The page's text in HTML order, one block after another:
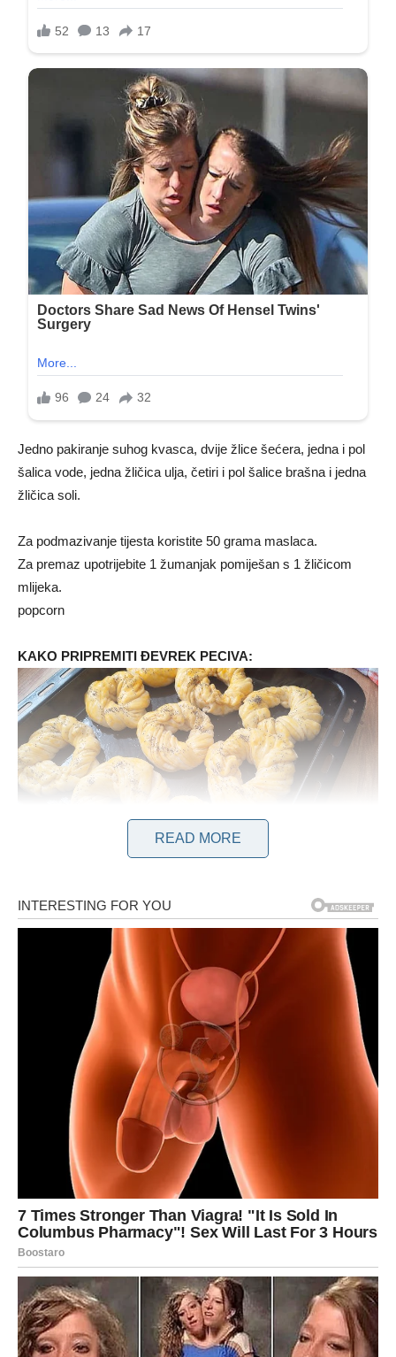
Jedno pakiranje suhog kvasca, dvije žlice šećera, jedna i pol
šalica vode, jedna žličica ulja, četiri i pol šalice brašna i jedna
žličica soli.
Za podmazivanje tijesta koristite 50 grama maslaca.
Za premaz upotrijebite 1 žumanjak pomiješan s 1 žličicom
mlijeka.
popcorn
KAKO PRIPREMITI ĐEVREK PECIVA:
lijepi za ruke tijekom miješenja. Nakon pripreme, pokrijte tijesto
i ostavite da prođe pravilnu fermentaciju. Nakon što je tijesto
dovoljno naraslo, izbacite zrak, podijelite ga na 10 jednakih
dijelova i svaki dio oblikujte u valjak.
U ovoj fazi stavite otprilike jednu žličicu maslaca na svaki
komad tijesta, zatim ih još jednom pokrijte i ostavite da odstoje
otprilike 10 minuta. Ovo vrijeme odmora olakšava otvaranje
tijesta bez napora.
Nakon što istekne predviđeno vrijeme, svaki dio tijesta nježno
spljoštite rukama, kao što je prikazano u videu, zatim ga još
jednom preklopite i ostavite sa strane. Nakon što su svi dijelovi
pripremljeni na ovaj način, rastegnite ih lagano pritiskajući
rukama, a zatim spojite krajeve okrećući tijesto oko sebe.
READ MORE